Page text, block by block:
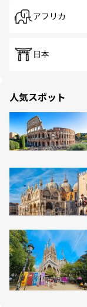
アフリカ
日本
人気スポット